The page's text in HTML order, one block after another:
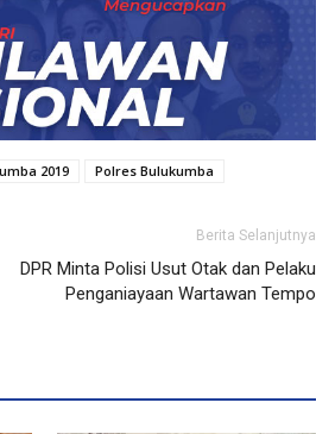
2019 Polres Bulukumba
Berita Selanjutnya
DPR Minta Polisi Usut Otak dan Pelaku
Penganiayaan Wartawan Tempo